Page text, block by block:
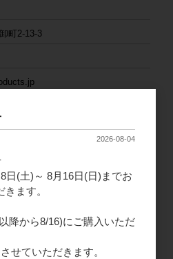
町2-13-3
変お手数ですが、入金後にご連絡
ット銀行 法人第二営業部
エープロダクツ
2026-08-04
日(土)～ 8月16日(日)までお
ます。
降から8/16)にご購入いただ
せていただきます。